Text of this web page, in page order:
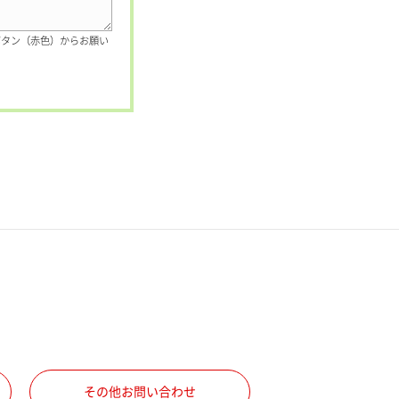
ン（赤色）からお願い
その他お問い合わせ